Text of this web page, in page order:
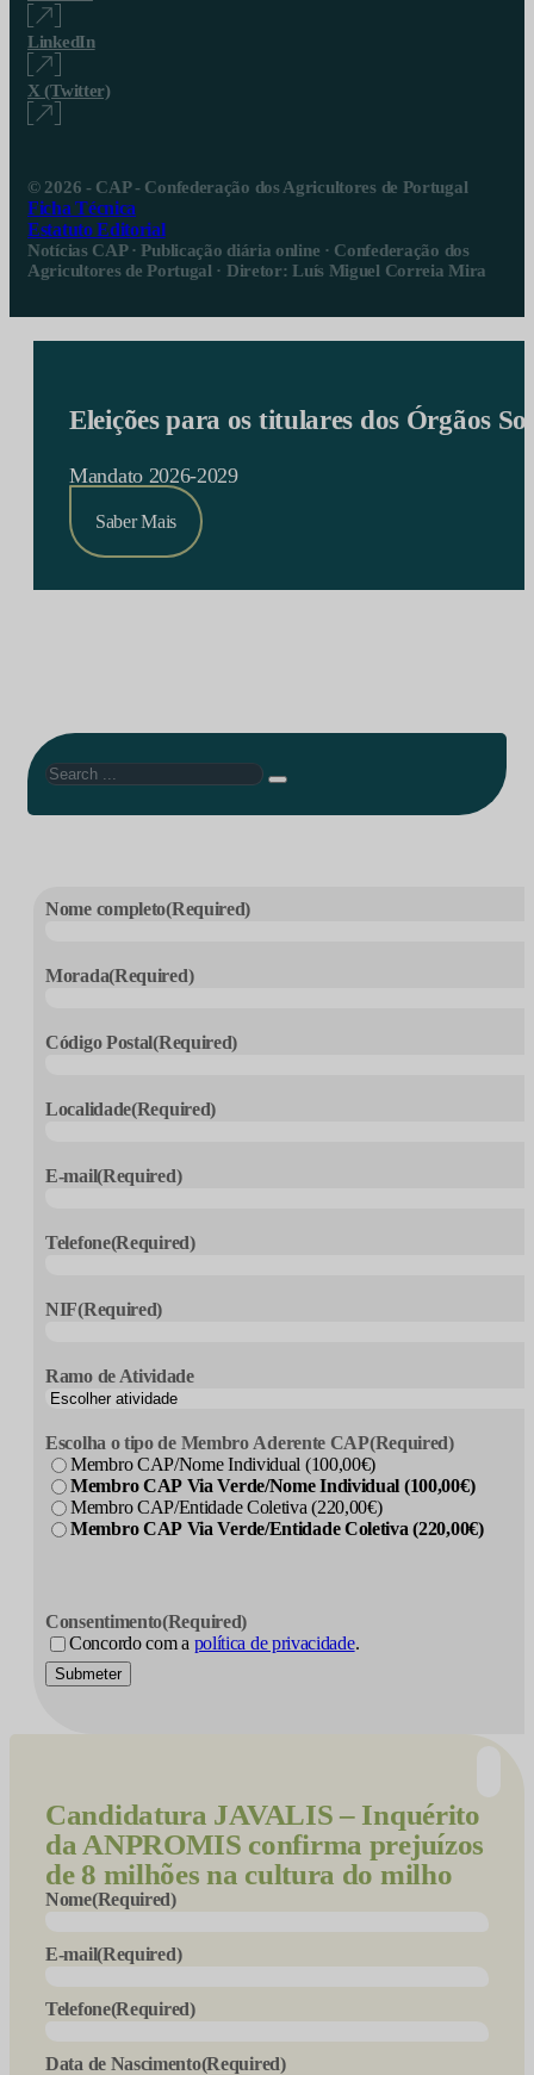
LinkedIn
X (Twitter)
© 2026 - CAP - Confederação dos Agricultores de Portugal
Ficha Técnica
Estatuto Editorial
Notícias CAP · Publicação diária online · Confederação dos
Agricultores de Portugal · Diretor: Luís Miguel Correia Mira
Eleições para os titulares dos Órgãos
Mandato 2026-2029
Saber Mais
Search
Nome completo(Required)
Morada(Required)
Código Postal(Required)
Localidade(Required)
E-mail(Required)
Telefone(Required)
NIF(Required)
Ramo de Atividade
Escolha o tipo de Membro Aderente CAP(Required)
Membro CAP/Nome Individual (100,00€)
Membro CAP Via Verde/Nome Individual (100,00€)
Membro CAP/Entidade Coletiva (220,00€)
Membro CAP Via Verde/Entidade Coletiva (220,00€)
Consentimento(Required)
Concordo com a política de privacidade.
Submeter
Candidatura JAVALIS – Inquérito
da ANPROMIS confirma prejuízos
de 8 milhões na cultura do milho
Nome(Required)
E-mail(Required)
Telefone(Required)
Data de Nascimento(Required)